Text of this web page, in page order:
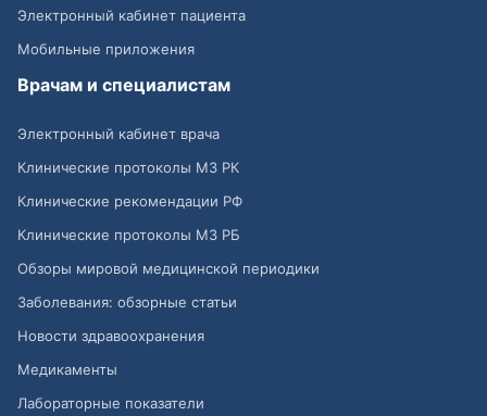
Электронный кабинет пациента
Мобильные приложения
Врачам и специалистам
Электронный кабинет врача
Клинические протоколы МЗ РК
Клинические рекомендации РФ
Клинические протоколы МЗ РБ
Обзоры мировой медицинской периодики
Заболевания: обзорные статьи
Новости здравоохранения
Медикаменты
Лабораторные показатели